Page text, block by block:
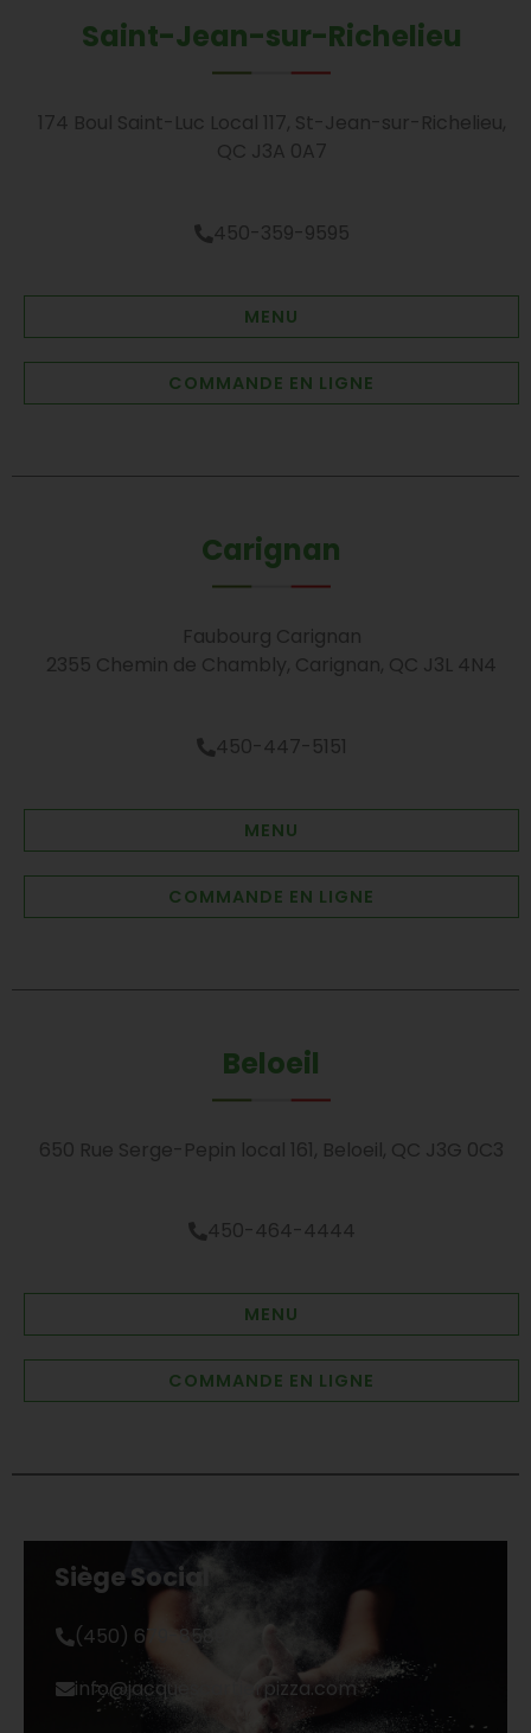
Saint-Jean-sur-Richelieu
174 Boul Saint-Luc Local 117, St-Jean-sur-Richelieu,
QC J3A 0A7
450-359-9595
MENU
COMMANDE EN LIGNE
Carignan
Faubourg Carignan
2355 Chemin de Chambly, Carignan, QC J3L 4N4
450-447-5151
MENU
COMMANDE EN LIGNE
Beloeil
650 Rue Serge-Pepin local 161, Beloeil, QC J3G 0C3
450-464-4444
MENU
COMMANDE EN LIGNE
Siège Social
(450) 679-8589
info@jacquescartierpizza.com